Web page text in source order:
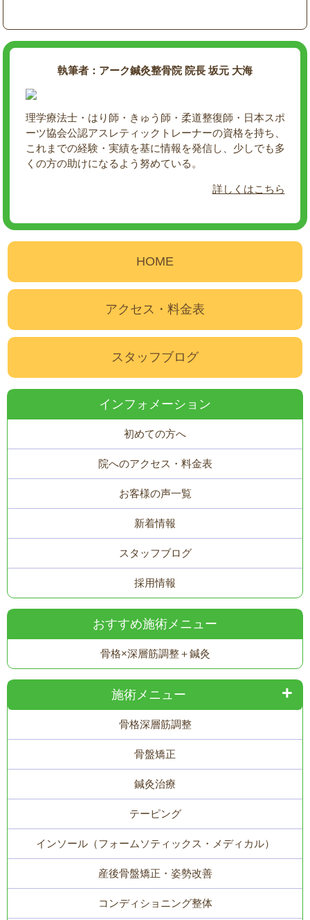
執筆者：アーク鍼灸整骨院 院長 坂元 大海
理学療法士・はり師・きゅう師・柔道整復師・日本スポ
ーツ協会公認アスレティックトレーナーの資格を持ち、
これまでの経験・実績を基に情報を発信し、少しでも多
くの方の助けになるよう努めている。
詳しくはこちら
HOME
アクセス・料金表
スタッフブログ
インフォメーション
初めての方へ
院へのアクセス・料金表
お客様の声一覧
新着情報
スタッフブログ
採用情報
おすすめ施術メニュー
骨格×深層筋調整＋鍼灸
施術メニュー
骨格深層筋調整
骨盤矯正
鍼灸治療
テーピング
インソール（フォームソティックス・メディカル）
産後骨盤矯正・姿勢改善
コンディショニング整体